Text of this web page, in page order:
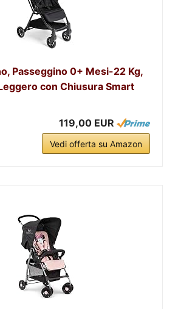
Passeggino 0+ Mesi-22 Kg,
con Chiusura Smart
119,00 EUR
Vedi offerta su Amazon